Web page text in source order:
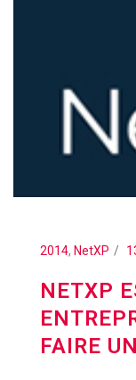
2014, NetXP
NETXP
FAIRE